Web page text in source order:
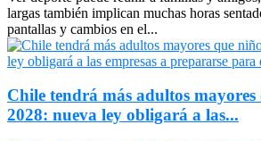
largas también implican muchas horas
pantallas y cambios en el...
Chile tendrá más adultos mayores
2028: nueva ley obligará a las...